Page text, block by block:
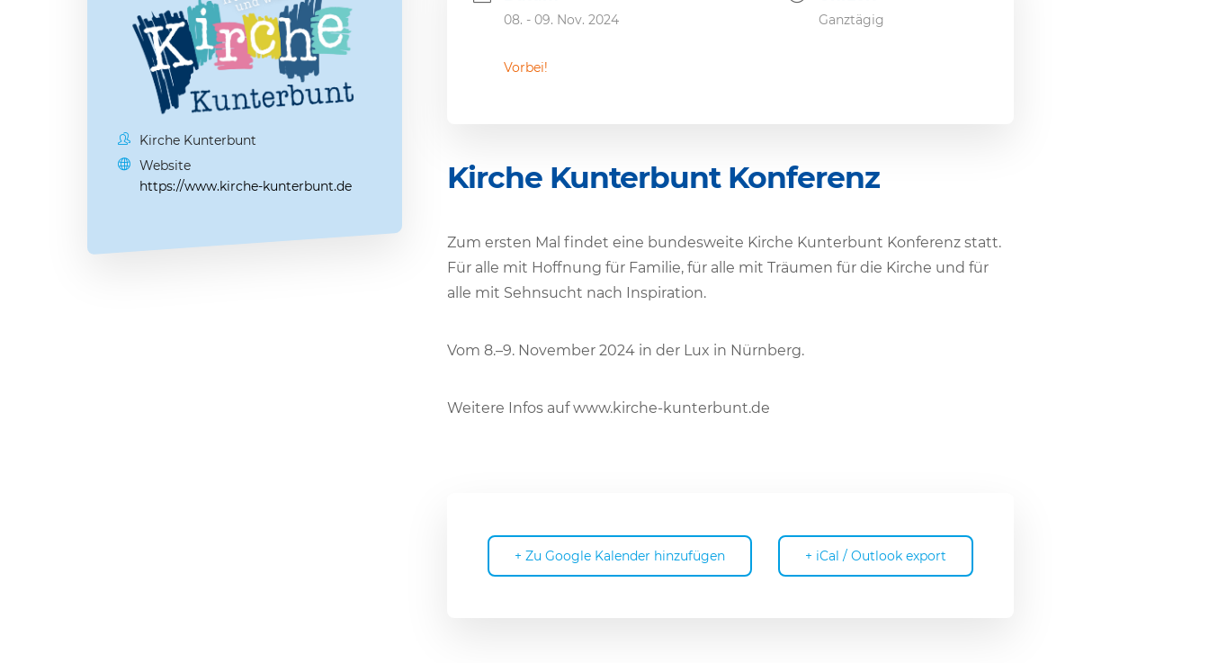
Kirche Kunterbunt
Website
https://www.kirche-kunterbunt.de
08. - 09. Nov. 2024
Vorbei!
Ganztägig
Kirche Kunter­bunt Konferenz
Zum ersten Mal findet eine bundes­weite Kirche Kunter­bunt Konfe­renz statt.
Für alle mit Hoff­nung für Familie, für alle mit Träumen für die Kirche und für
alle mit Sehn­sucht nach Inspiration.
Vom 8.–9. November 2024 in der Lux in Nürnberg.
Weitere Infos auf www​.kirche​-kunter​bunt​.de
+ Zu Google Kalender hinzufügen + iCal / Outlook export